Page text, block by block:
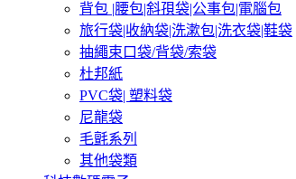
背包 |腰包|斜孭袋|公事包|電腦包
旅行袋|收納袋|洗漱包|洗衣袋|鞋袋
抽繩束口袋/背袋/索袋
杜邦紙
PVC袋| 塑料袋
尼龍袋
毛氈系列
其他袋類